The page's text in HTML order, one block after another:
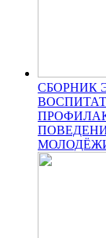
СБОРНИК